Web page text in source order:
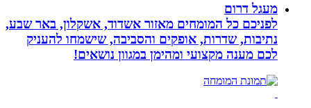
מעגל דרום
לפניכם כל המומחים מאזור אשדוד, אשקלון, באר שבע,
נתיבות, שדרות, אופקים והסביבה, שישמחו להעניק
לכם מענה מקצועי ומהימן במגוון נושאים!